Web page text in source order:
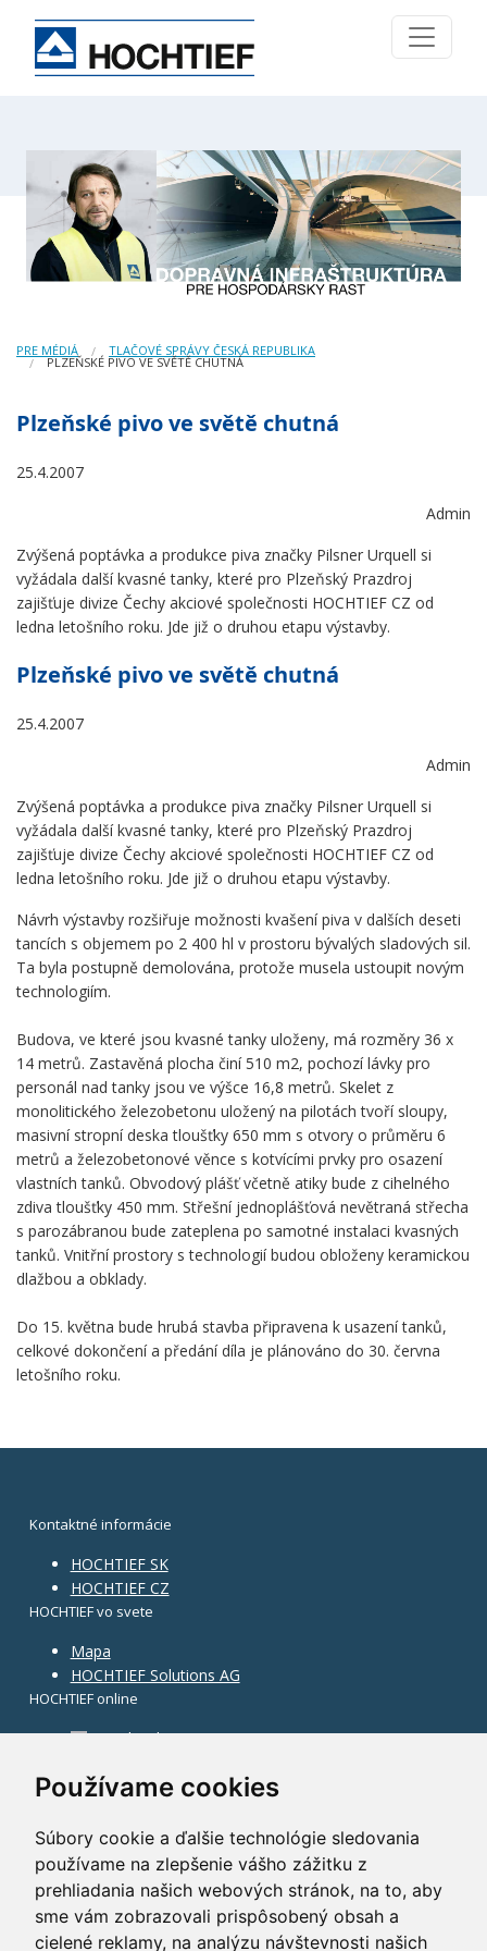
Používame cookies
Súbory cookie a ďalšie technológie sledovania
používame na zlepšenie vášho zážitku z
prehliadania našich webových stránok, na to, aby
sme vám zobrazovali prispôsobený obsah a
cielené reklamy, na analýzu návštevnosti našich
PRE MÉDIÁ TLAČOVÉ SPRÁVY ČESKÁ REPUBLIKA
PLZEŇSKÉ PIVO VE SVĚTĚ CHUTNÁ
Plzeňské pivo ve světě chutná
25.4.2007
Admin
Zvýšená poptávka a produkce piva značky Pilsner Urquell si
vyžádala další kvasné tanky, které pro Plzeňský Prazdroj
zajišťuje divize Čechy akciové společnosti HOCHTIEF CZ od
ledna letošního roku. Jde již o druhou etapu výstavby.
Plzeňské pivo ve světě chutná
25.4.2007
Admin
Zvýšená poptávka a produkce piva značky Pilsner Urquell si
vyžádala další kvasné tanky, které pro Plzeňský Prazdroj
zajišťuje divize Čechy akciové společnosti HOCHTIEF CZ od
ledna letošního roku. Jde již o druhou etapu výstavby.
Návrh výstavby rozšiřuje možnosti kvašení piva v dalších deseti
tancích s objemem po 2 400 hl v prostoru bývalých sladových sil.
Ta byla postupně demolována, protože musela ustoupit novým
technologiím.
Budova, ve které jsou kvasné tanky uloženy, má rozměry 36 x
14 metrů. Zastavěná plocha činí 510 m2, pochozí lávky pro
personál nad tanky jsou ve výšce 16,8 metrů. Skelet z
monolitického železobetonu uložený na pilotách tvoří sloupy,
masivní stropní deska tloušťky 650 mm s otvory o průměru 6
metrů a železobetonové věnce s kotvícími prvky pro osazení
vlastních tanků. Obvodový plášť včetně atiky bude z cihelného
zdiva tloušťky 450 mm. Střešní jednoplášťová nevětraná střecha
s parozábranou bude zateplena po samotné instalaci kvasných
tanků. Vnitřní prostory s technologií budou obloženy keramickou
dlažbou a obklady.
Do 15. května bude hrubá stavba připravena k usazení tanků,
celkové dokončení a předání díla je plánováno do 30. června
letošního roku.
Kontaktné informácie
HOCHTIEF SK
HOCHTIEF CZ
HOCHTIEF vo svete
Mapa
HOCHTIEF Solutions AG
HOCHTIEF online
Facebook